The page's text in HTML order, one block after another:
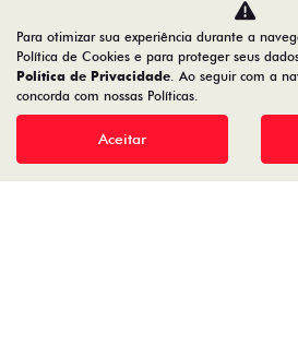
Para otimizar sua experiência durante a
Política de Cookies e para proteger seus
Política de Privacidade. Ao seguir com a
concorda com nossas Políticas.
Aceitar